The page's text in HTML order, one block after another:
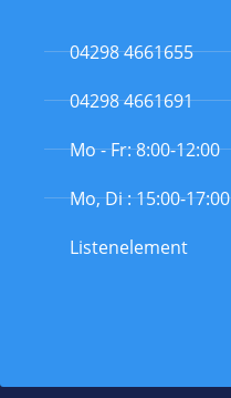
04298 4661655
04298 4661691
Mo - Fr: 8:00-12:00
Mo, Di : 15:00-17:00
Listenelement